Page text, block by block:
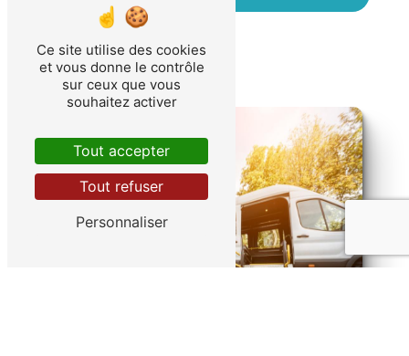
Ce site utilise des cookies
et vous donne le contrôle
sur ceux que vous
souhaitez activer
Tout accepter
Tout refuser
Personnaliser